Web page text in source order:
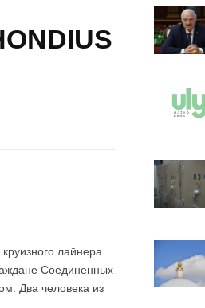
лайнера
Соединенных
Два человека из